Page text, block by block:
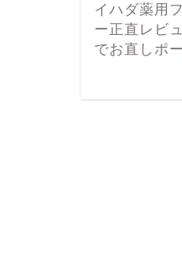
イハダ薬用
ー正直レビ
でお直しポ